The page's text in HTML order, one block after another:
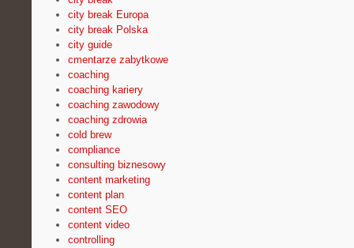
city break Europa
city break Polska
city guide
cmentarze zabytkowe
coaching
coaching kariery
coaching zawodowy
coaching zdrowia
cold brew
compliance
consulting biznesowy
content marketing
content plan
content SEO
content video
controlling